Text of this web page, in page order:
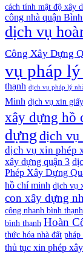
cách tính mật độ xây
công nhà quận
dịch vụ
Công Xây Dựng
vụ pháp
thạnh dịch vụ pháp lý
Minh dịch vụ xin
xây dựng hồ
dựng dịch vụ
dịch vụ xin phép
xây dựng quận 3
Phép Xây Dựng
hồ chí minh dịch vụ
con xây dựng
công nhanh bình thạnh
bình thạnh Hoàn
thức hóa nhà đất
thủ tục xin phép